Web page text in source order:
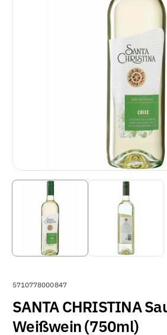
A
T
I
5710778000847
SANTA CHRISTINA
Weißwein (750ml)